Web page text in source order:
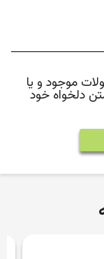
موجود و یا
دلخواه خود